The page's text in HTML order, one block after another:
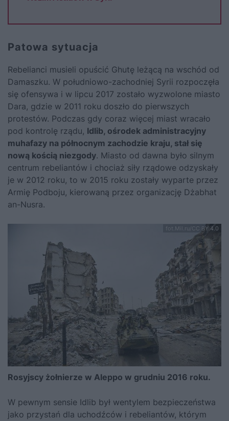
Patowa sytuacja
Rebelianci musieli opuścić Ghutę leżącą na wschód od
Damaszku. W południowo-zachodniej Syrii rozpoczęła
się ofensywa i w lipcu 2017 zostało wyzwolone miasto
Dara, gdzie w 2011 roku doszło do pierwszych
protestów. Podczas gdy coraz więcej miast wracało
pod kontrolę rządu, Idlib, ośrodek administracyjny
muhafazy na północnym zachodzie kraju, stał się
nową kością niezgody. Miasto od dawna było silnym
centrum rebeliantów i chociaż siły rządowe odzyskały
je w 2012 roku, to w 2015 roku zostały wyparte przez
Armię Podboju, kierowaną przez organizację Dżabhat
an-Nusra.
fot.Mil.ru/CC BY 4.0
Rosyjscy żołnierze w Aleppo w grudniu 2016 roku.
W pewnym sensie Idlib był wentylem bezpieczeństwa
jako przystań dla uchodźców i rebeliantów, którym